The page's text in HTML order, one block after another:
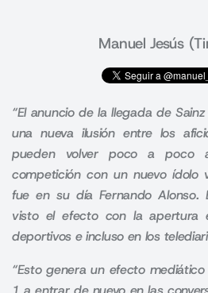
Manuel Jesús
“El anuncio de la llegada de
una nueva ilusión entre los
pueden volver poco a poco
competición con un nuevo ídolo
fue en su día Fernando Alonso.
visto el efecto con la apertura
deportivos e incluso en los
“Esto genera un efecto